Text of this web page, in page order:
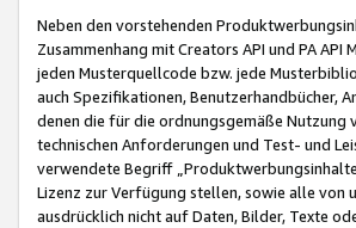
Neben den vorstehenden
Zusammenhang mit Creators API und PA
jeden Musterquellcode bzw. jede
auch Spezifikationen, Benutzerhandbücher,
denen die für die ordnungsgemäße Nutzung
technischen Anforderungen und Test- und
verwendete Begriff
Lizenz zur Verfügung stellen, sowie alle von
ausdrücklich nicht auf Daten, Bilder, Texte